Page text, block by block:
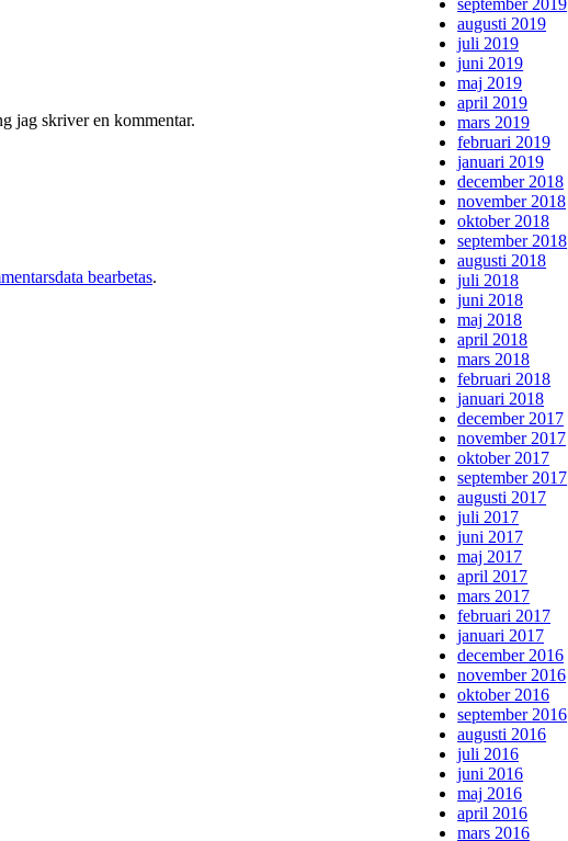
jag skriver en kommentar.
bearbetas.
september 2019
augusti 2019
juli 2019
juni 2019
maj 2019
april 2019
mars 2019
februari 2019
januari 2019
december 2018
november 2018
oktober 2018
september 2018
augusti 2018
juli 2018
juni 2018
maj 2018
april 2018
mars 2018
februari 2018
januari 2018
december 2017
november 2017
oktober 2017
september 2017
augusti 2017
juli 2017
juni 2017
maj 2017
april 2017
mars 2017
februari 2017
januari 2017
december 2016
november 2016
oktober 2016
september 2016
augusti 2016
juli 2016
juni 2016
maj 2016
april 2016
mars 2016